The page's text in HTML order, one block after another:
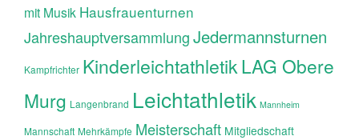
mit Musik Hausfrauenturnen
JahreshauptversammlungJedermannsturnen
Kampfrichter KinderleichtathletikLAG Obere
Murg Langenbrand Leichtathletik Mannheim
Mannschaft Mehrkämpfe Meisterschaft Mitgliedschaft